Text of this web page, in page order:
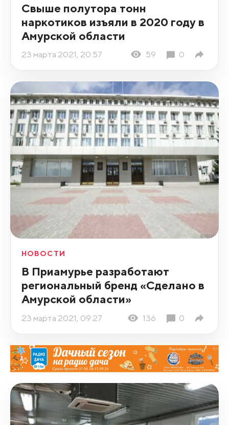
Свыше полутора тонн
наркотиков изъяли в 2020 году в
Амурской области
23 марта 2021, 20:57 59 0
НОВОСТИ
В Приамурье разработают
региональный бренд «Сделано в
Амурской области»
23 марта 2021, 09:27 136 0